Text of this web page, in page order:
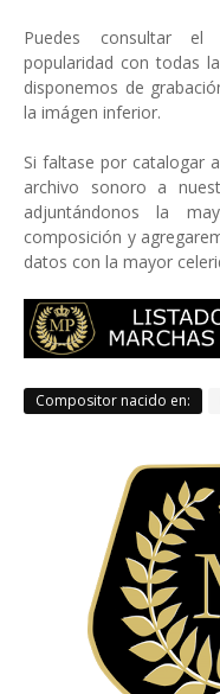
Puedes consultar
popularidad con todas
disponemos de
la imágen inferior.
Si faltase por catalogar
archivo sonoro a
adjuntándonos la
composición y
datos con la mayor
Compositor nacido en: